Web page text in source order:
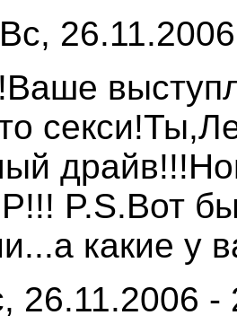
P.S.Вот
какие у
26.11.2006 -